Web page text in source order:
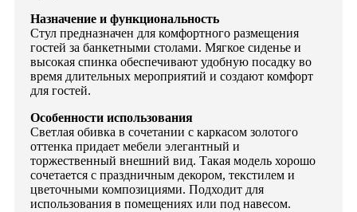
Назначение и функциональность
Стул предназначен для комфортного размещения
гостей за банкетными столами. Мягкое сиденье и
высокая спинка обеспечивают удобную посадку во
время длительных мероприятий и создают комфорт
для гостей.
Особенности использования
Светлая обивка в сочетании с каркасом золотого
оттенка придает мебели элегантный и
торжественный внешний вид. Такая модель хорошо
сочетается с праздничным декором, текстилем и
цветочными композициями. Подходит для
использования в помещениях или под навесом.